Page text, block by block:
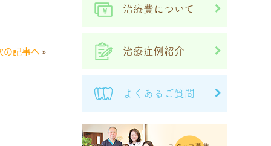
の記事へ »
治療費について
治療症例紹介
よくあるご質問